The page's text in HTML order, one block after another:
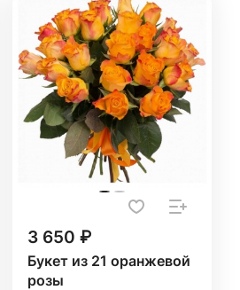
3 650 ₽
Букет из 21 оранжевой
розы